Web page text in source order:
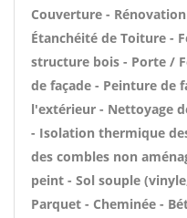
Couverture -
Étanchéité de Toiture -
structure bois - Porte /
de façade - Peinture de
l'extérieur - Nettoyage
- Isolation thermique
des combles non
peint - Sol souple
Parquet - Cheminée -